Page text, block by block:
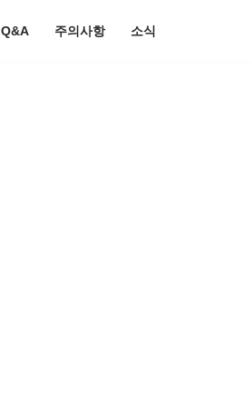
Q&A 주의사항 소식